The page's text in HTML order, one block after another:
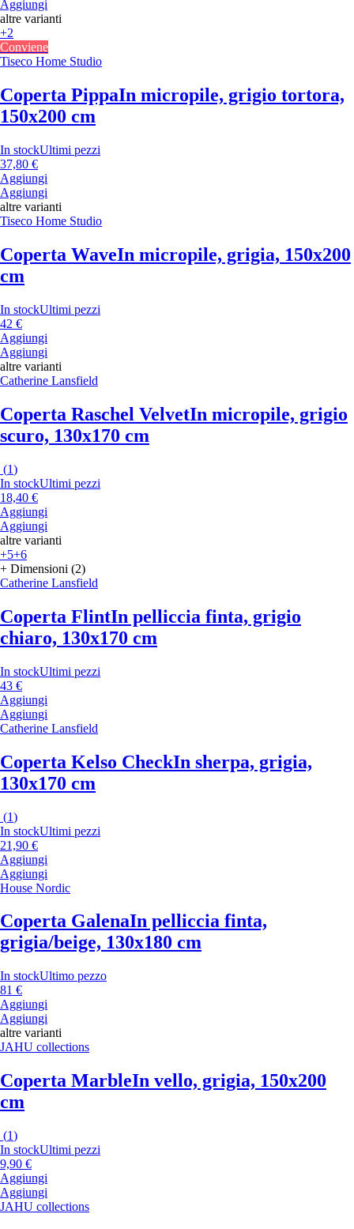
Aggiungi
altre varianti
+2
Conviene
Tiseco Home Studio
Coperta PippaIn micropile, grigio tortora,
150x200 cm
In stockUltimi pezzi
37,80 €
Aggiungi
Aggiungi
altre varianti
Tiseco Home Studio
Coperta WaveIn micropile, grigia, 150x200
cm
In stockUltimi pezzi
42 €
Aggiungi
Aggiungi
altre varianti
Catherine Lansfield
Coperta Raschel VelvetIn micropile, grigio
scuro, 130x170 cm
(1)
In stockUltimi pezzi
18,40 €
Aggiungi
Aggiungi
altre varianti
+5+6
+ Dimensioni (2)
Catherine Lansfield
Coperta FlintIn pelliccia finta, grigio
chiaro, 130x170 cm
In stockUltimi pezzi
43 €
Aggiungi
Aggiungi
Catherine Lansfield
Coperta Kelso CheckIn sherpa, grigia,
130x170 cm
(1)
In stockUltimi pezzi
21,90 €
Aggiungi
Aggiungi
House Nordic
Coperta GalenaIn pelliccia finta,
grigia/beige, 130x180 cm
In stockUltimo pezzo
81 €
Aggiungi
Aggiungi
altre varianti
JAHU collections
Coperta MarbleIn vello, grigia, 150x200
cm
(1)
In stockUltimi pezzi
9,90 €
Aggiungi
Aggiungi
JAHU collections